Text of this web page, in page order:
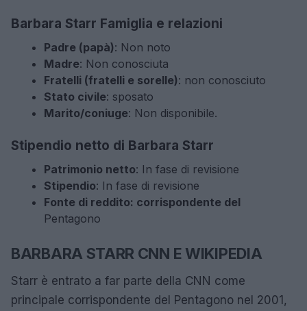
Barbara Starr Famiglia e relazioni
Padre (papà): Non noto
Madre: Non conosciuta
Fratelli (fratelli e sorelle): non conosciuto
Stato civile: sposato
Marito/coniuge: Non disponibile.
Stipendio netto di Barbara Starr
Patrimonio netto: In fase di revisione
Stipendio: In fase di revisione
Fonte di reddito: corrispondente del
Pentagono
BARBARA STARR CNN E WIKIPEDIA
Starr è entrato a far parte della CNN come
principale corrispondente del Pentagono nel 2001,